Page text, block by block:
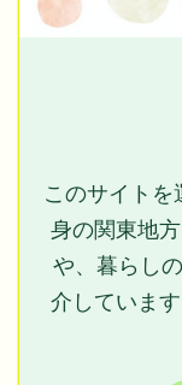
このサイト
身の関東地
や、暮らし
介していま